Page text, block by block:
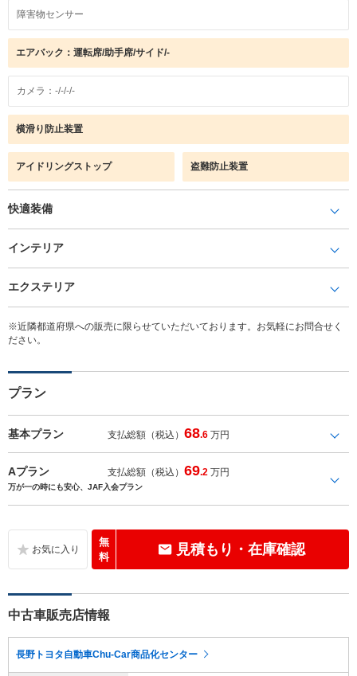
障害物センサー
エアバック：運転席/助手席/サイド/-
カメラ：-/-/-/-
横滑り防止装置
アイドリングストップ 盗難防止装置
快適装備
インテリア
エクステリア
※近隣都道府県への販売に限らせていただいております。お気軽にお問合せく
ださい。
プラン
基本プラン 支払総額（税込）68.6 万円
Aプラン 支払総額（税込）69.2 万円
万が一の時にも安心、JAF入会プラン
無
料
見積もり・在庫確認
中古車販売店情報
長野トヨタ自動車Chu-Car商品化センター